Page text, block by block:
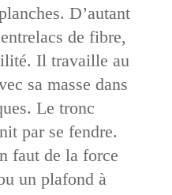
D’autant
de fibre,
Il travaille au
sa masse dans
Le tronc
par se fendre.
faut de la force
un plafond à